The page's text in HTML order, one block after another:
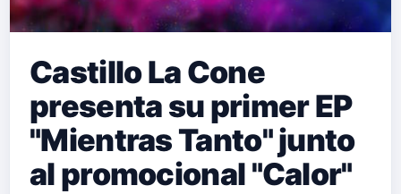
Castillo La Cone
presenta su primer EP
"Mientras Tanto" junto
al promocional "Calor"